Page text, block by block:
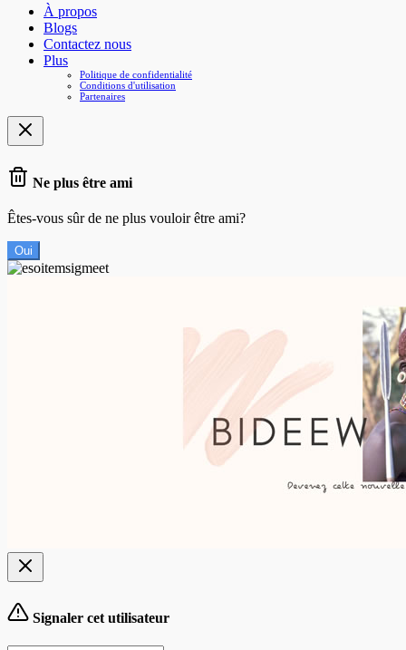
À propos
Blogs
Contactez nous
Plus
Politique de confidentialité
Conditions d'utilisation
Partenaires
Ne plus être ami
Êtes-vous sûr de ne plus vouloir être ami?
Oui
Signaler cet utilisateur